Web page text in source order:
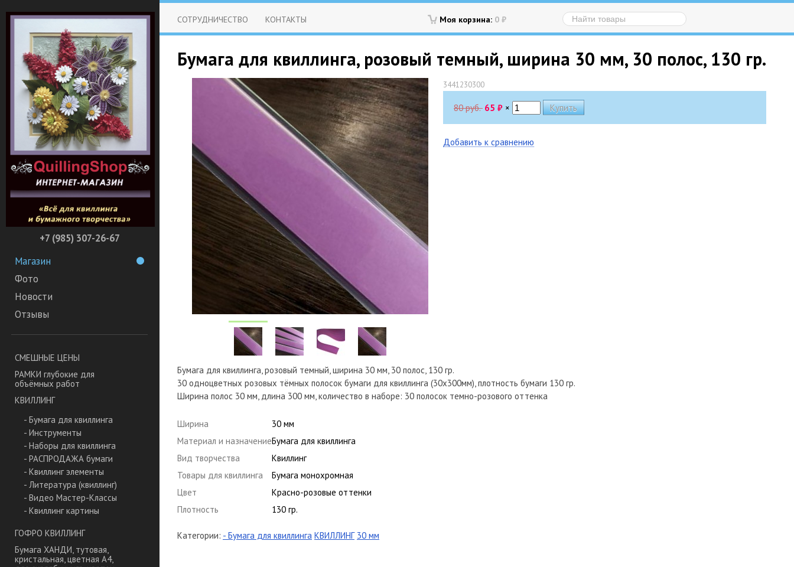
+7 (985) 307-26-67
Магазин
Фото
Новости
Отзывы
СМЕШНЫЕ ЦЕНЫ
РАМКИ глубокие для
объёмных работ
КВИЛЛИНГ
- Бумага для квиллинга
- Инструменты
- Наборы для квиллинга
- РАСПРОДАЖА бумаги
- Квиллинг элементы
- Литература (квиллинг)
- Видео Мастер-Классы
- Квиллинг картины
ГОФРО КВИЛЛИНГ
Бумага ХАНДИ, тутовая,
кристальная, цветная А4,
Моя корзина: 0 ₽
СОТРУДНИЧЕСТВО КОНТАКТЫ
Бумага для квиллинга, розовый темный, ширина 30 мм, 30 полос, 130 гр.
3441230300
80 руб. 65 ₽ ×
Добавить к сравнению
Бумага для квиллинга, розовый темный, ширина 30 мм, 30 полос, 130 гр.
30 одноцветных розовых тёмных полосок бумаги для квиллинга (30х300мм), плотность бумаги 130 гр.
Ширина полос 30 мм, длина 300 мм, количество в наборе: 30 полосок темно-розового оттенка
Ширина
30 мм
Материал и назначениеБумага для квиллинга
Вид творчества
Квиллинг
Товары для квиллинга
Бумага монохромная
Цвет
Красно-розовые оттенки
Плотность
130 гр.
Категории: - Бумага для квиллинга КВИЛЛИНГ 30 мм